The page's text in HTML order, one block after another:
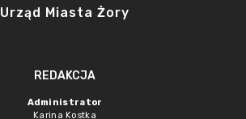
Urząd Miasta Żory
REDAKCJA
Administrator
Karina Kostka